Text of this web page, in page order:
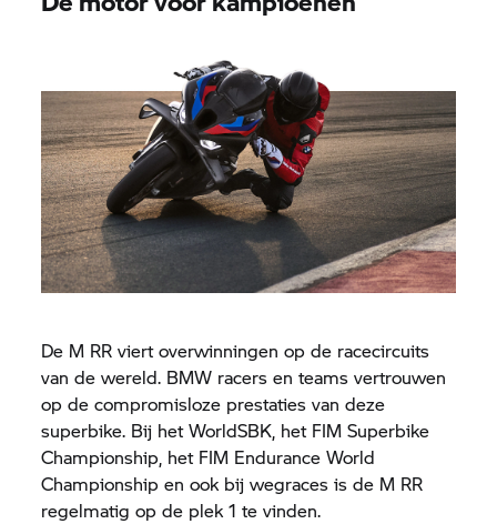
De M RR viert overwinningen op de racecircuits
van de wereld. BMW racers en teams vertrouwen
op de compromisloze prestaties van deze
superbike. Bij het WorldSBK, het FIM Superbike
Championship, het FIM Endurance World
Championship en ook bij wegraces is de M RR
regelmatig op de plek 1 te vinden.